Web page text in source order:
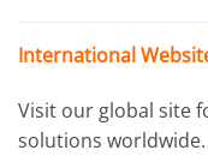
International
Visit our global site
solutions worldwide.